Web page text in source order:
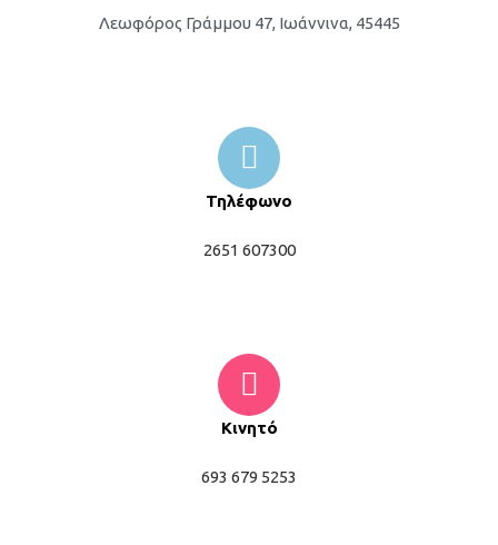
Λεωφόρος Γράμμου 47, Ιωάννινα, 45445
Τηλέφωνο
2651 607300
Κινητό
693 679 5253